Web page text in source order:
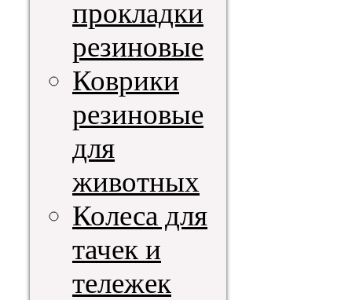
прокладки
резиновые
Коврики
резиновые
для
животных
Колеса для
тачек и
тележек